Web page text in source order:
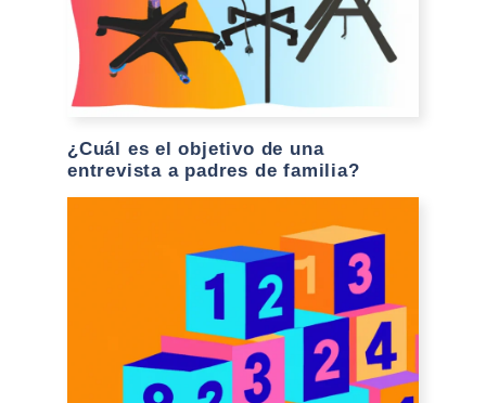
¿Cuál es el objetivo de una
entrevista a padres de familia?